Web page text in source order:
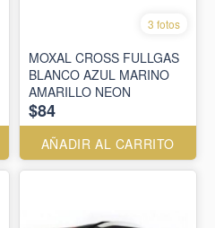
3 fotos
MOXAL CROSS FULLGAS
BLANCO AZUL MARINO
AMARILLO NEON
$84
AÑADIR AL CARRITO